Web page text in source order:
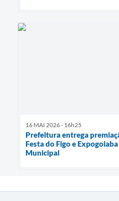
16 MAI 2026 - 16h25
Prefeitura entrega
Festa do Figo e
Municipal